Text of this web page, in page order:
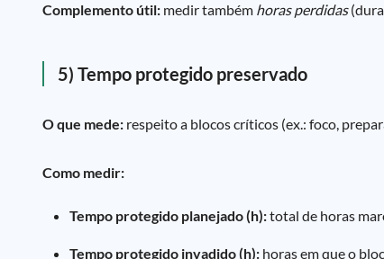
Complemento útil: medir também horas perdidas
5) Tempo protegido preservado
O que mede: respeito a blocos críticos (ex.: foco,
Como medir:
Tempo protegido planejado (h):total de horas
Tempo protegido invadido (h): horas em que o